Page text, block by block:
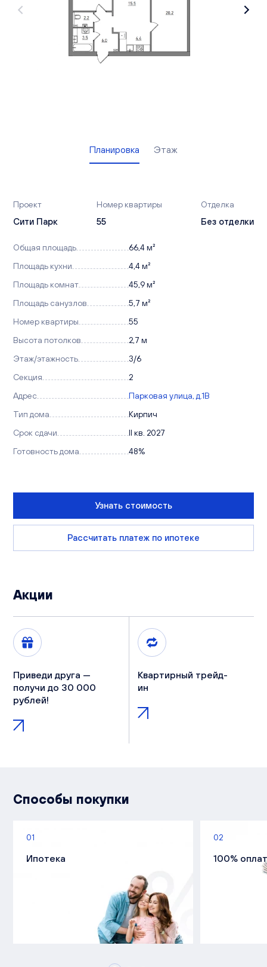
Вакансии
Офисы продаж
Планировка Этаж
Проект
Сити Парк
Номер квартиры
55
Отделка
Без отделки
Общая площадь
66,4 м²
Площадь кухни
4,4 м²
Площадь комнат
45,9 м²
Площадь санузлов
5,7 м²
Номер квартиры
55
Высота потолков
2,7 м
Этаж/этажность
3/6
Секция
2
Адрес
Парковая улица, д.1В
Тип дома
Кирпич
Срок сдачи
II кв. 2027
Готовность дома
48%
Узнать стоимость
Рассчитать платеж по ипотеке
Акции
Приведи друга —
получи до 30 000
рублей!
Квартирный трейд-
ин
Способы покупки
01
Ипотека
02
100%